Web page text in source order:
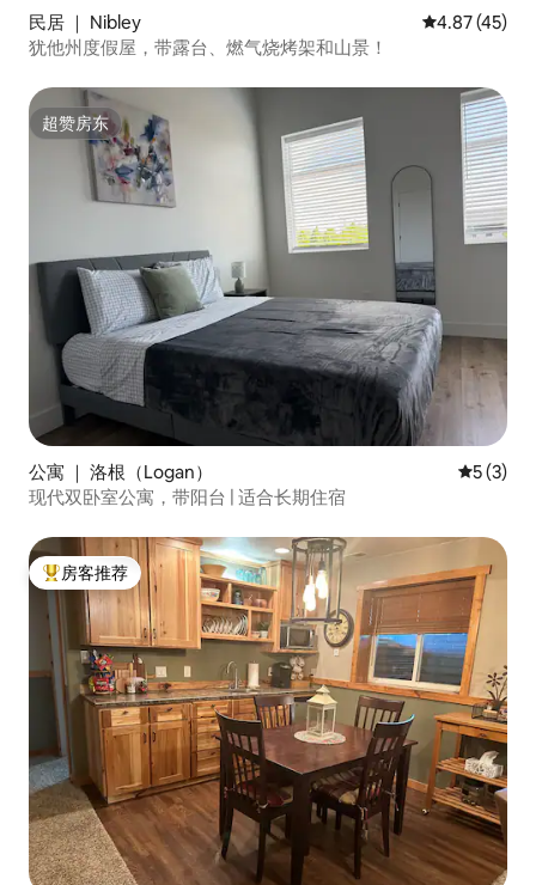
民居 ｜ Nibley 平均评分
4.87 (45)
犹他州度假屋，带露台、燃气烧烤架和山景！
超赞房东
超赞房东
公寓 ｜ 洛根（Logan） 平均评分
5 (3)
现代双卧室公寓，带阳台 | 适合长期住宿
热门「房客推荐」
房客推荐